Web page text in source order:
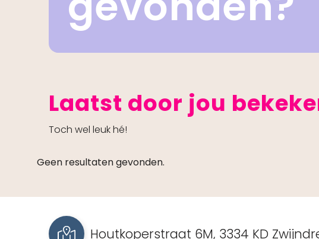
Laatst door jou
Toch wel leuk hé!
Geen resultaten gevonden.
Houtkoperstraat 6M, 3334 KD